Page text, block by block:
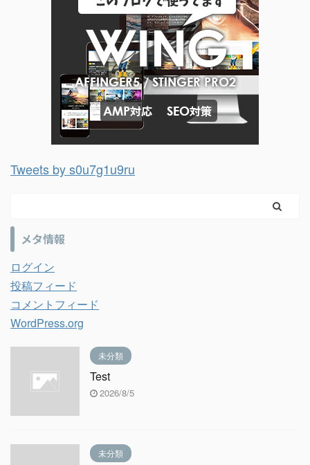
Tweets by s0u7g1u9ru
メタ情報
ログイン
投稿フィード
コメントフィード
WordPress.org
未分類
Test
2026/8/5
未分類